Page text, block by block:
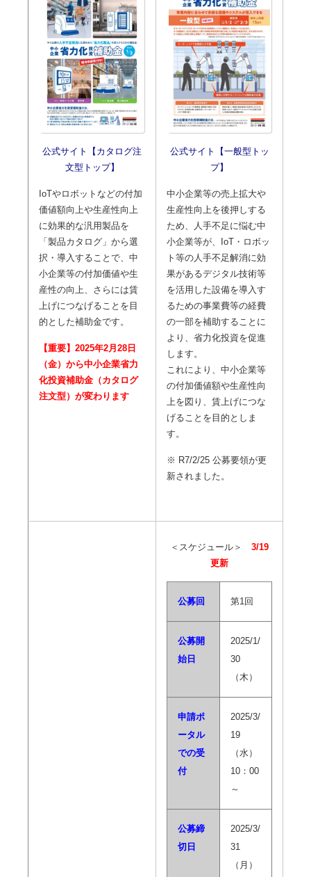
公式サイト【カタログ注
文型トップ】
IoTやロボットなどの付加
価値額向上や生産性向上
に効果的な汎用製品を
「製品カタログ」から選
択・導入することで、中
小企業等の付加価値や生
産性の向上、さらには賃
上げにつなげることを目
的とした補助金です。
【重要】2025年2月28日
（金）から中小企業省力
化投資補助金（カタログ
注文型）が変わります
公式サイト【一般型トッ
プ】
中小企業等の売上拡大や
生産性向上を後押しする
ため、人手不足に悩む中
小企業等が、IoT・ロボッ
ト等の人手不足解消に効
果があるデジタル技術等
を活用した設備を導入す
るための事業費等の経費
の一部を補助することに
より、省力化投資を促進
します。
これにより、中小企業等
の付加価値額や生産性向
上を図り、賃上げにつな
げることを目的としま
す。
※ R7/2/25 公募要領が更
新されました。
＜スケジュール＞ 3/19
更新
公募回 第1回
公募開
始日
2025/1/
30
（木）
申請ポ
ータル
での受
付
2025/3/
19
（水）
10：00
～
公募締
切日
2025/3/
31
（月）